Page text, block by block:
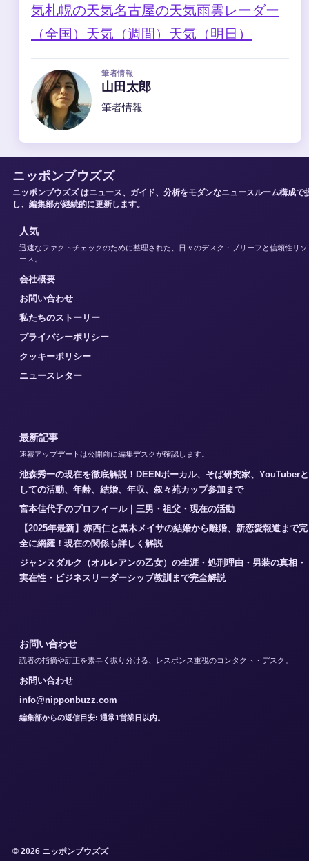
気札幌の天気名古屋の天気雨雲レーダー
（全国） 天気（週間） 天気（明日）
筆者情報
山田太郎
筆者情報
ニッポンブウズズ
ニッポンブウズズ はニュース、ガイド、分析をモダンなニュースルーム構成で
し、編集部が継続的に更新します。
人気
迅速なファクトチェックのために整理された、日々のデスク・ブリーフと信頼性リソ
ース。
会社概要
お問い合わせ
私たちのストーリー
プライバシーポリシー
クッキーポリシー
ニュースレター
最新記事
速報アップデートは公開前に編集デスクが確認します。
池森秀一の現在を徹底解説！DEENボーカル、そば研究家、YouTuberと
しての活動、年齢、結婚、年収、叙々苑カップ参加まで
宮本佳代子のプロフィール｜三男・祖父・現在の活動
【2025年最新】赤西仁と黒木メイサの結婚から離婚、新恋愛報道まで完
全に網羅！現在の関係も詳しく解説
ジャンヌダルク（オルレアンの乙女）の生涯・処刑理由・男装の真相・
実在性・ビジネスリーダーシップ教訓まで完全解説
お問い合わせ
読者の指摘や訂正を素早く振り分ける、レスポンス重視のコンタクト・デスク。
お問い合わせ
info@nipponbuzz.com
編集部からの返信目安: 通常1営業日以内。
© 2026 ニッポンブウズズ